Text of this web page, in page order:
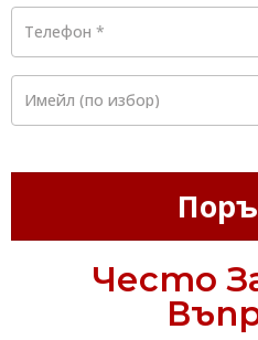
Телефон *
Имейл (по избор)
Често